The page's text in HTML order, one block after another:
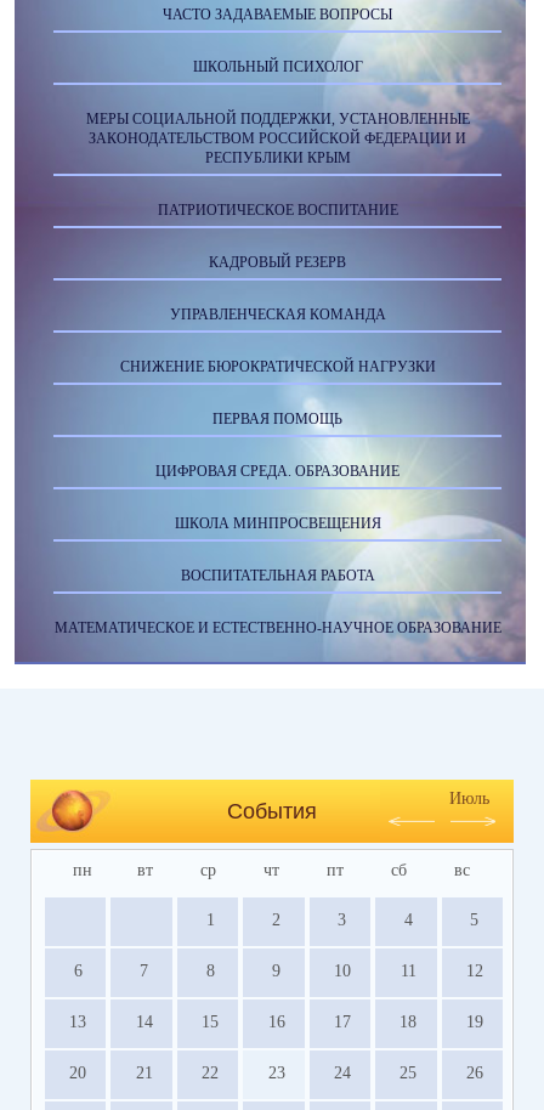
ЧАСТО ЗАДАВАЕМЫЕ ВОПРОСЫ
ШКОЛЬНЫЙ ПСИХОЛОГ
МЕРЫ СОЦИАЛЬНОЙ ПОДДЕРЖКИ, УСТАНОВЛЕННЫЕ
ЗАКОНОДАТЕЛЬСТВОМ РОССИЙСКОЙ ФЕДЕРАЦИИ И
РЕСПУБЛИКИ КРЫМ
ПАТРИОТИЧЕСКОЕ ВОСПИТАНИЕ
КАДРОВЫЙ РЕЗЕРВ
УПРАВЛЕНЧЕСКАЯ КОМАНДА
СНИЖЕНИЕ БЮРОКРАТИЧЕСКОЙ НАГРУЗКИ
ПЕРВАЯ ПОМОЩЬ
ЦИФРОВАЯ СРЕДА. ОБРАЗОВАНИЕ
ШКОЛА МИНПРОСВЕЩЕНИЯ
ВОСПИТАТЕЛЬНАЯ РАБОТА
МАТЕМАТИЧЕСКОЕ И ЕСТЕСТВЕННО-НАУЧНОЕ ОБРАЗОВАНИЕ
События
Июль
пн вт ср чт пт сб вс
1 2 3 4 5
6 7 8 9 10 11 12
13 14 15 16 17 18 19
20 21 22 23 24 25 26